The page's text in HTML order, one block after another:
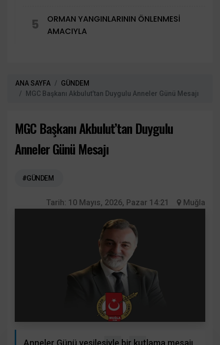
5
ORMAN YANGINLARININ ÖNLENMESİ
AMACIYLA
ANA SAYFA
GÜNDEM
MGC Başkanı Akbulut’tan Duygulu Anneler Günü Mesajı
MGC Başkanı Akbulut’tan Duygulu
Anneler Günü Mesajı
#GÜNDEM
Tarih: 10 Mayıs, 2026, Pazar 14:21 Muğla
Anneler Günü vesilesiyle bir kutlama mesajı